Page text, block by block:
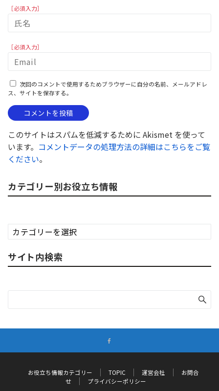
［必須入力］
［必須入力］
次回のコメントで使用するためブラウザーに自分の名前、メールアドレ
ス、サイトを保存する。
このサイトはスパムを低減するために Akismet を使って
います。 コメントデータの処理方法の詳細はこちらをご覧
ください。
カテゴリー別お役立ち情報
カ
テ
リ
ー
お
立
サイト内検索
お役立ち情報カテゴリー TOPIC 運営会社
お問合
せ
プライバシーポリシー